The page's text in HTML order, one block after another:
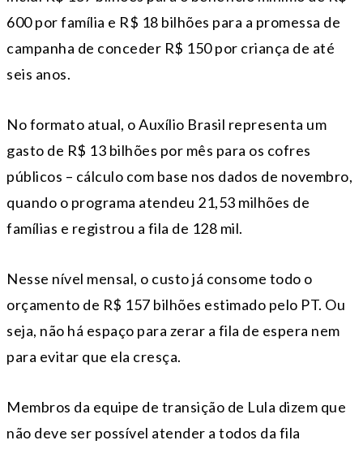
600 por família e R$ 18 bilhões para a promessa de
campanha de conceder R$ 150 por criança de até
seis anos.
No formato atual, o Auxílio Brasil representa um
gasto de R$ 13 bilhões por mês para os cofres
públicos – cálculo com base nos dados de novembro,
quando o programa atendeu 21,53 milhões de
famílias e registrou a fila de 128 mil.
Nesse nível mensal, o custo já consome todo o
orçamento de R$ 157 bilhões estimado pelo PT. Ou
seja, não há espaço para zerar a fila de espera nem
para evitar que ela cresça.
Membros da equipe de transição de Lula dizem que
não deve ser possível atender a todos da fila